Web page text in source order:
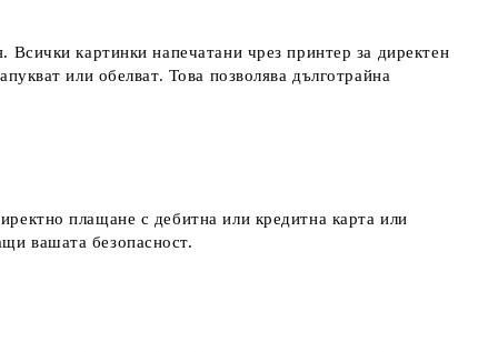
Всички картинки напечатани чрез принтер за директен
или обелват. Това позволява дълготрайна
плащане с дебитна или кредитна карта или
вашата безопасност.